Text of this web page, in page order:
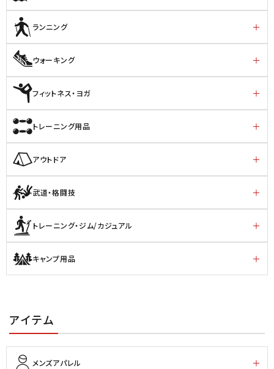
ランニング
ウォーキング
フィットネス・ヨガ
トレーニング用品
アウトドア
武道・格闘技
トレーニング・ジム/カジュアル
キャンプ用品
アイテム
メンズアパレル